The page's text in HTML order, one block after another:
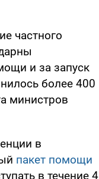
частного
и за запуск
более 400
министров
в
пакет помощи
в течение 4